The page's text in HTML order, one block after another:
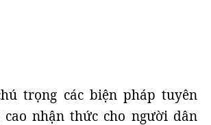
trọng các biện pháp tuyên
cao nhận thức cho người dân